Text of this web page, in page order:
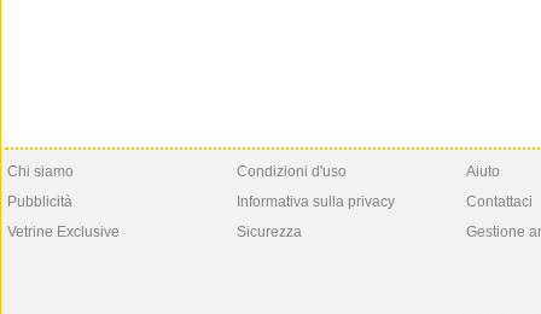
Chi siamo
Pubblicità
Vetrine Exclusive
Condizioni d'uso
Informativa sulla privacy
Sicurezza
Aiuto
Contattaci
Gestione